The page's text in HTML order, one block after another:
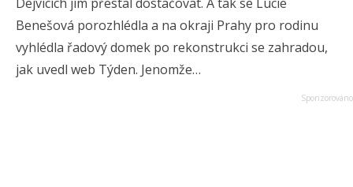
Benešová porozhlédla a na okraji Prahy pro rodinu
vyhlédla řadový domek po rekonstrukci se zahradou,
jak uvedl web Týden. Jenomže…